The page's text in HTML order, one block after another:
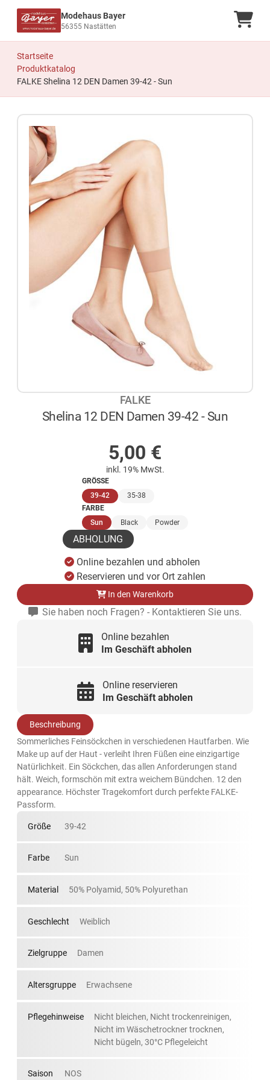
Modehaus Bayer
56355 Nastätten
Startseite
Produktkatalog
FALKE Shelina 12 DEN Damen 39-42 - Sun
FALKE
Shelina 12 DEN Damen 39-42 - Sun
5,00 €
inkl. 19% MwSt.
GRÖSSE
39-42 (ausgewählt)
35-38
FARBE
Sun (ausgewählt)
Black Powder
ABHOLUNG
Online bezahlen und abholen
Reservieren und vor Ort zahlen
In den Warenkorb
Sie haben noch Fragen? - Kontaktieren Sie uns.
Online bezahlen
Im Geschäft abholen
Online reservieren
Im Geschäft abholen
Beschreibung
Sommerliches Feinsöckchen in verschiedenen Hautfarben. Wie
Make up auf der Haut - verleiht Ihren Füßen eine einzigartige
Natürlichkeit. Ein Söckchen, das allen Anforderungen stand
hält. Weich, formschön mit extra weichem Bündchen. 12 den
appearance. Höchster Tragekomfort durch perfekte FALKE-
Passform.
Größe 39-42
Farbe Sun
Material 50% Polyamid, 50% Polyurethan
Geschlecht Weiblich
Zielgruppe Damen
Altersgruppe Erwachsene
Pflegehinweise
Nicht bleichen, Nicht trockenreinigen,
Nicht im Wäschetrockner trocknen,
Nicht bügeln, 30°C Pflegeleicht
Saison NOS